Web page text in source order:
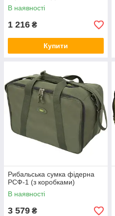
В наявності
1 216 ₴
Купити
Рибальська сумка фідерна
РСФ-1 (з коробками)
В наявності
3 579 ₴